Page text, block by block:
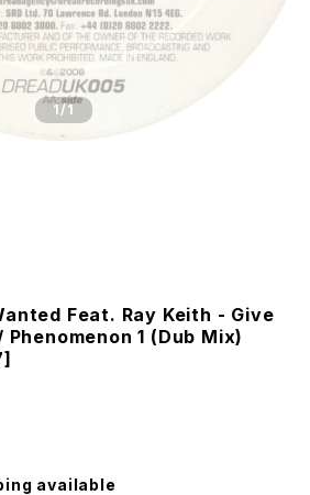
1/1
Feat. Ray Keith - Give
Phenomenon 1 (Dub Mix)
available